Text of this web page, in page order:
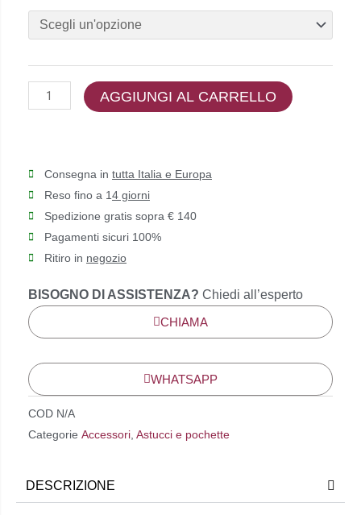
-
bustina
glitter
con
spilla
quantità
AGGIUNGI AL CARRELLO
Consegna in tutta Italia e Europa
Reso fino a 14 giorni
Spedizione gratis sopra € 140
Pagamenti sicuri 100%
Ritiro in negozio
BISOGNO DI ASSISTENZA? Chiedi all’esperto
CHIAMA
WHATSAPP
COD N/A
Categorie Accessori Astucci e pochette
DESCRIZIONE